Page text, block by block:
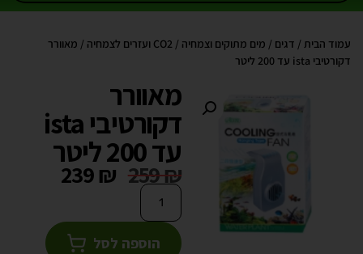
עמוד הבית / דגים / מים מתוקים וצמחיה / CO2 ועזרים לצמחיה
/ מאוורר
דקורטיבי ista עד 200 ליטר
מאוורר
דקורטיבי ista
עד 200 ליטר
259₪
239₪
הוספה לסל